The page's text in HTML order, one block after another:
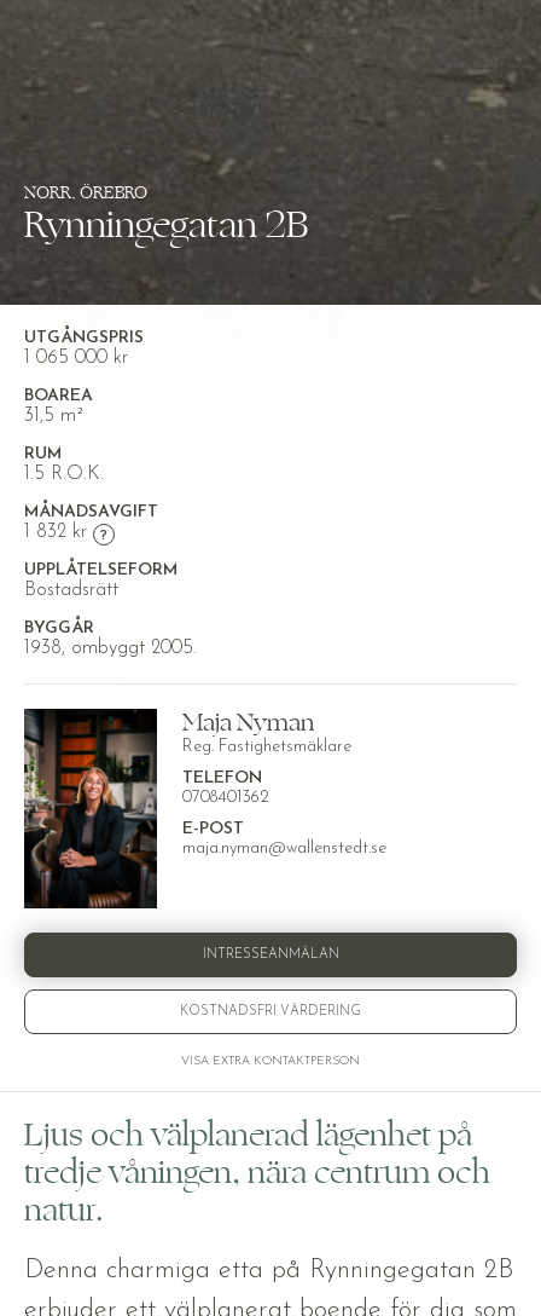
NORR, ÖREBRO
Rynningegatan 2B
UTGÅNGSPRIS
1 065 000 kr
BOAREA
31,5 m²
RUM
1.5 R.O.K.
MÅNADSAVGIFT
1 832 kr
UPPLÅTELSEFORM
Bostadsrätt
BYGGÅR
1938, ombyggt 2005.
Maja Nyman
Reg. Fastighetsmäklare
TELEFON
0708401362
E-POST
maja.nyman@wallenstedt.se
INTRESSEANMÄLAN
KOSTNADSFRI VÄRDERING
VISA EXTRA KONTAKTPERSON
Ljus och välplanerad lägenhet på
tredje våningen, nära centrum och
natur.
Denna charmiga etta på Rynningegatan 2B
erbjuder ett välplanerat boende för dig som